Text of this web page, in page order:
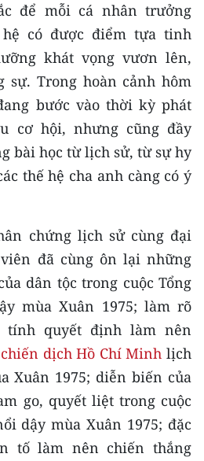
để mỗi cá nhân trưởng
có được điểm tựa tinh
khát vọng vươn lên,
sự. Trong hoàn cảnh hôm
bước vào thời kỳ phát
cơ hội, nhưng cũng đầy
bài học từ lịch sử, từ sự hy
thế hệ cha anh càng có ý
chứng lịch sử cùng đại
đã cùng ôn lại những
dân tộc trong cuộc Tổng
mùa Xuân 1975; làm rõ
tính quyết định làm nên
chiến dịch Hồ Chí Minh lịch
Xuân 1975; diễn biến của
go, quyết liệt trong cuộc
dậy mùa Xuân 1975; đặc
tố làm nên chiến thắng